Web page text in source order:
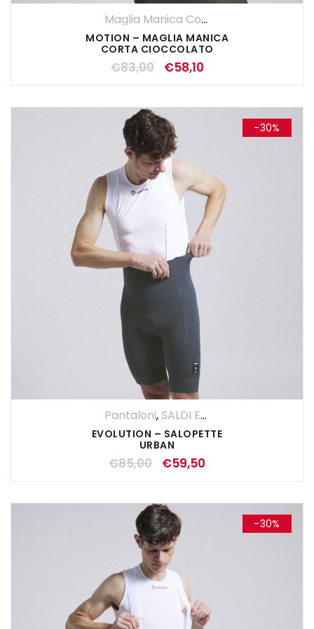
Maglia Manica Corta
MOTION – MAGLIA MANICA
CORTA CIOCCOLATO
€83,00 €58,10
-30%
Pantaloni, SALDI ESTIVI
EVOLUTION – SALOPETTE
URBAN
€85,00 €59,50
-30%